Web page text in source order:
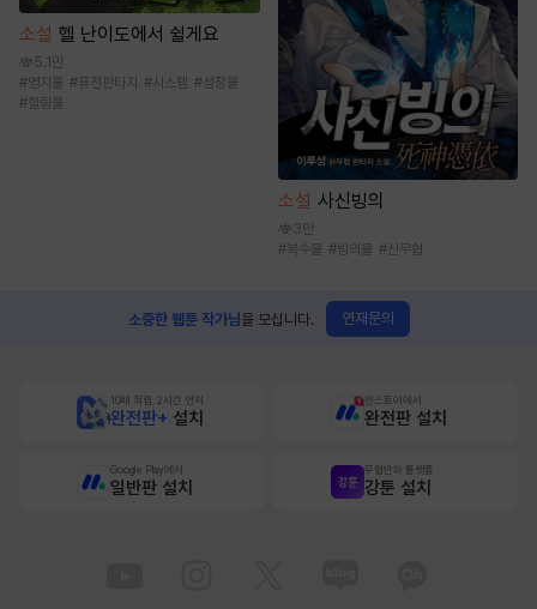
소설 헬 난이도에서 쉴게요
5.1만
#영지물 #퓨전판타지 #시스템 #성장물
# 힐링물
소설 사신빙의
3만
#복수물 #빙의물 #신무협
소중한 웹툰 작가님을 모십니다. 연재문의
10배 적립, 2시간 먼저
완전판+ 설치
원스토어에서
완전판 설치
Google Play에서
일반판 설치
무협만화 플랫폼
강툰 설치